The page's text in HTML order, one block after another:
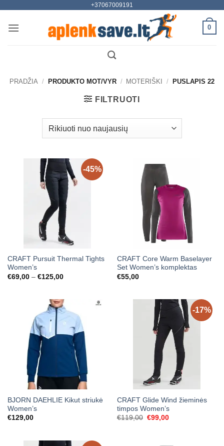
content
+37067009191
0
PRADŽIA / PRODUKTO MOT/VYR / MOTERIŠKI / PUSLAPIS 22
FILTRUOTI
-45%
CRAFT Pursuit Thermal Tights
Women’s
€69,00 – €125,00Price
€125,00
CRAFT Core Warm Baselayer
Set Women’s komplektas
€55,00
BJORN DAEHLIE Kikut striukė
Women’s
€129,00
-17%
CRAFT Glide Wind žieminės
timpos Women’s
€119,00 Original
€99,00Current